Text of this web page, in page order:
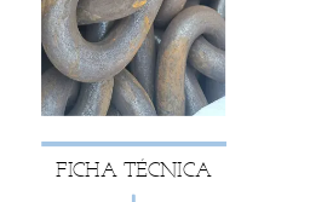
FICHA TÉCNICA